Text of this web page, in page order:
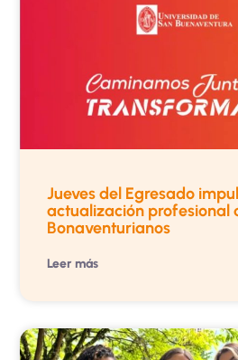
Jueves del Egresado
actualización profesional
Bonaventurianos
Leer más